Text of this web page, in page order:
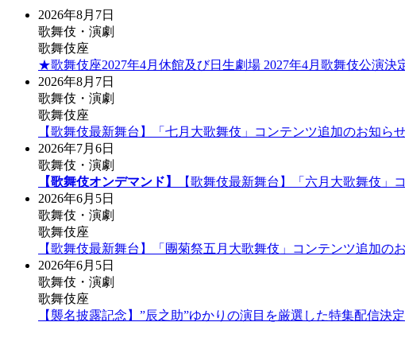
2026年8月7日
歌舞伎・演劇
歌舞伎座
★歌舞伎座2027年4月休館及び日生劇場 2027年4月歌舞伎公演決
2026年8月7日
歌舞伎・演劇
歌舞伎座
【歌舞伎最新舞台】「七月大歌舞伎」コンテンツ追加のお知ら
2026年7月6日
歌舞伎・演劇
【歌舞伎オンデマンド】
【歌舞伎最新舞台】「六月大歌舞伎」
2026年6月5日
歌舞伎・演劇
歌舞伎座
【歌舞伎最新舞台】「團菊祭五月大歌舞伎」コンテンツ追加の
2026年6月5日
歌舞伎・演劇
歌舞伎座
【襲名披露記念】”辰之助”ゆかりの演目を厳選した特集配信決定